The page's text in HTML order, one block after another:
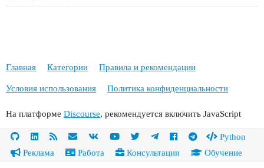
Главная Категории Правила и рекомендации
Условия использования Политика конфиденциальности
На платформе Discourse, рекомендуется включить JavaScript
Python
Реклама
Работа Консультации Обучение